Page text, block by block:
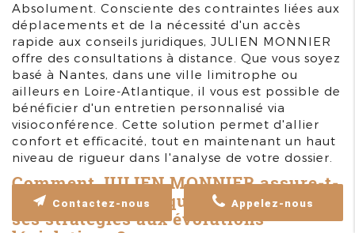
Absolument. Consciente des contraintes liées aux
déplacements et de la nécessité d'un accès
rapide aux conseils juridiques, JULIEN MONNIER
offre des consultations à distance. Que vous soyez
basé à Nantes, dans une ville limitrophe ou
ailleurs en Loire-Atlantique, il vous est possible de
bénéficier d'un entretien personnalisé via
visioconférence. Cette solution permet d'allier
confort et efficacité, tout en maintenant un haut
niveau de rigueur dans l'analyse de votre dossier.
Comment JULIEN MONNIER assure-t-
il une veille juridique pour adapter
ses stratégies aux évolutions
Appelez-nous
Contactez-nous